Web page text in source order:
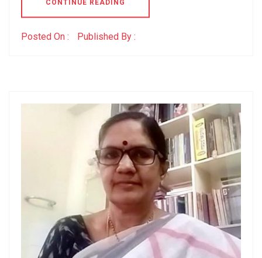
CONTINUE READING
Posted On : Published By :